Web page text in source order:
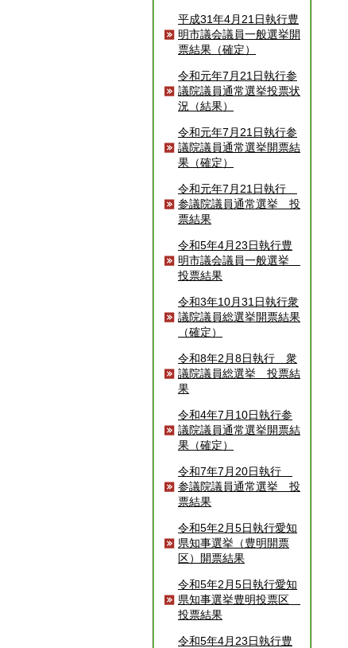
平成31年4月21日執行豊
明市議会議員一般選挙開
票結果（確定）
令和元年7月21日執行参
議院議員通常選挙投票状
況（結果）
令和元年7月21日執行参
議院議員通常選挙開票結
果（確定）
令和元年7月21日執行
参議院議員通常選挙 投
票結果
令和5年4月23日執行豊
明市議会議員一般選挙
投票結果
令和3年10月31日執行衆
議院議員総選挙開票結果
（確定）
令和8年2月8日執行 衆
議院議員総選挙 投票結
果
令和4年7月10日執行参
議院議員通常選挙開票結
果（確定）
令和7年7月20日執行
参議院議員通常選挙 投
票結果
令和5年2月5日執行愛知
県知事選挙（豊明開票
区）開票結果
令和5年2月5日執行愛知
県知事選挙豊明投票区
投票結果
令和5年4月23日執行豊